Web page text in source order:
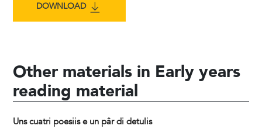
DOWNLOAD
Other materials in Early years
reading material
Uns cuatri poesiis e un pâr di detulis